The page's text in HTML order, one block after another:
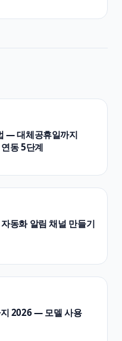
— 대체공휴일까지
동 5단계
동화 알림 채널 만들기
2026 — 모델 사용